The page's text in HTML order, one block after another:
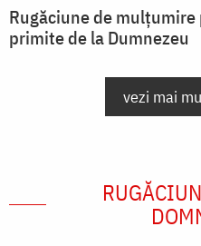
Rugăciune de
primite de la Dumnezeu
vezi mai